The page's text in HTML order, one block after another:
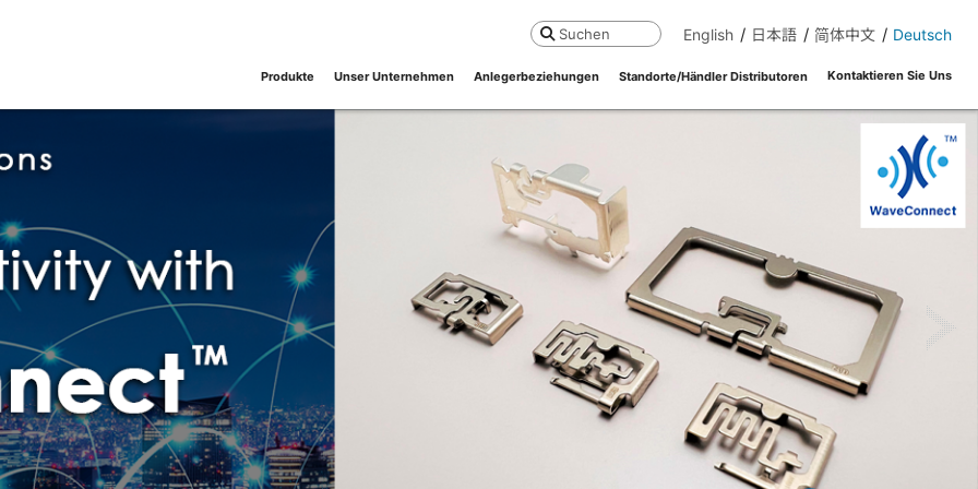
Suchen English 日本語 简体中文 Deutsch
Produkte Unser Unternehmen Anlegerbeziehungen Standorte/Händler Distributoren Kontaktieren Sie Uns